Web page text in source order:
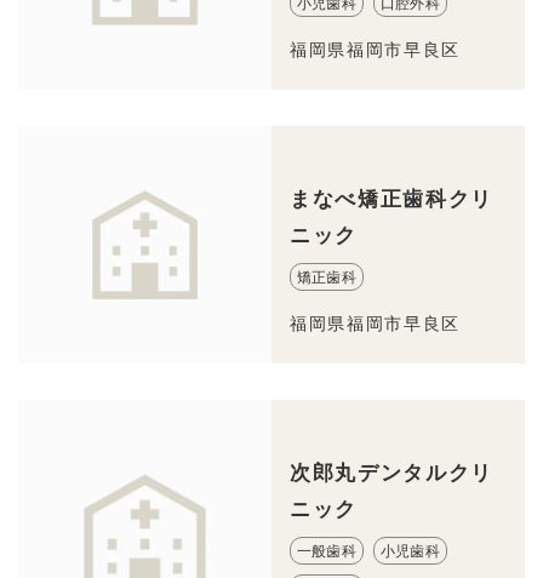
福岡県福岡市早良区
まなべ矯正歯科クリ
ニック
矯正歯科
福岡県福岡市早良区
次郎丸デンタルクリ
ニック
一般歯科 小児歯科